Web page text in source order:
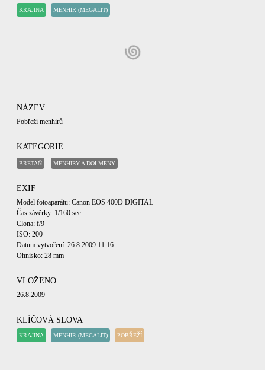
KRAJINA MENHIR (MEGALIT)
NÁZEV
Pobřeží menhirů
KATEGORIE
BRETAŇ MENHIRY A DOLMENY
EXIF
Model fotoaparátu: Canon EOS 400D DIGITAL
Čas závěrky: 1/160 sec
Clona: f/9
ISO: 200
Datum vytvoření: 26.8.2009 11:16
Ohnisko: 28 mm
VLOŽENO
26.8.2009
KLÍČOVÁ SLOVA
KRAJINA MENHIR (MEGALIT) POBŘEŽÍ